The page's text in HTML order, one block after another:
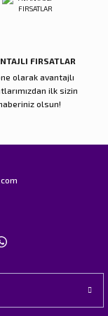
FIRSATLAR
olarak avantajlı
ilk sizin
olsun!